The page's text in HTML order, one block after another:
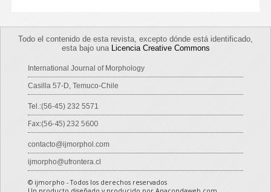
Todo el contenido de esta revista, excepto dónde está identificado,
esta bajo una Licencia Creative Commons
International Journal of Morphology
Casilla 57-D, Temuco-Chile
Tel.:(56-45) 232 5571
Fax:(56-45) 232 5600
contacto@ijmorphol.com
ijmorpho@ufrontera.cl
© ijmorpho - Todos los derechos reservados